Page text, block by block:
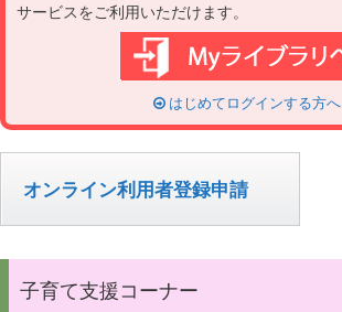
サービスをご利用いただけます。
はじめてログインする方へ
オンライン利用者登録申請
子育て支援コーナー